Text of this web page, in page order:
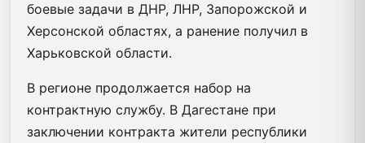
боевые задачи в ДНР, ЛНР, Запорожской и
Херсонской областях, а ранение получил в
Харьковской области.
В регионе продолжается набор на
контрактную службу. В Дагестане при
заключении контракта жители республики